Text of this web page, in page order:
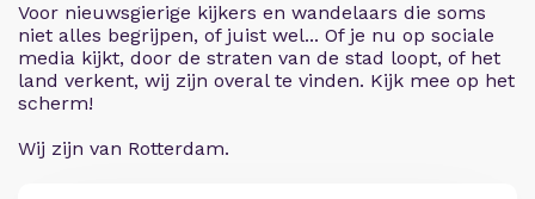
Voor nieuwsgierige kijkers en wandelaars die soms
niet alles begrijpen, of juist wel... Of je nu op sociale
media kijkt, door de straten van de stad loopt, of het
land verkent, wij zijn overal te vinden. Kijk mee op het
scherm!
Wij zijn van Rotterdam.